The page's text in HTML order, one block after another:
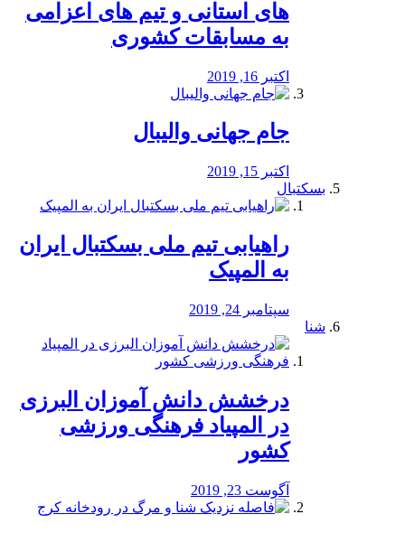
های استانی و تیم های اعزامی
به مسابقات کشوری
اکتبر 16, 2019
جام جهانی والیبال
اکتبر 15, 2019
بسکتبال
راهیابی تیم ملی بسکتبال ایران
به المپیک
سپتامبر 24, 2019
شنا
درخشش دانش آموزان البرزی
در المپیاد فرهنگی ورزشی
کشور
آگوست 23, 2019